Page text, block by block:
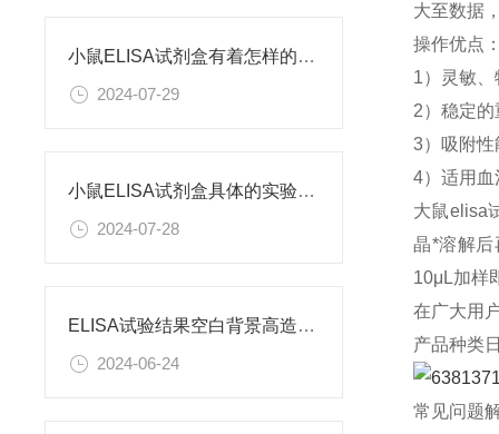
小鼠ELISA试剂盒有着怎样的特点呢？
2024-07-29
小鼠ELISA试剂盒具体的实验步骤是怎样的呢？
2024-07-28
ELISA试验结果空白背景高造成原因
2024-06-24
大至数据
操作优点
1）灵敏
2）稳定
3）吸附
4）适用
大鼠elisa
晶*溶解
10μL加样
在广大用
产品种类
常见问题